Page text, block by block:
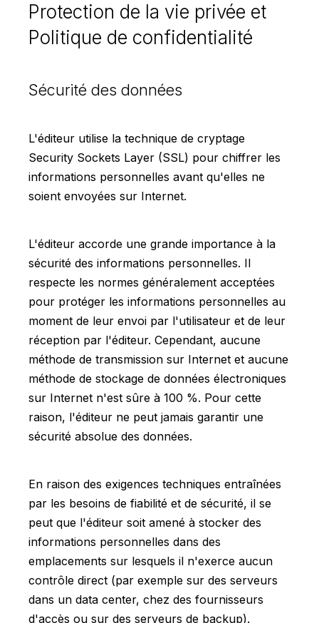
Protection de la vie privée et
Politique de confidentialité
Sécurité des données
L'éditeur utilise la technique de cryptage
Security Sockets Layer (SSL) pour chiffrer les
informations personnelles avant qu'elles ne
soient envoyées sur Internet.
L'éditeur accorde une grande importance à la
sécurité des informations personnelles. Il
respecte les normes généralement acceptées
pour protéger les informations personnelles au
moment de leur envoi par l'utilisateur et de leur
réception par l'éditeur. Cependant, aucune
méthode de transmission sur Internet et aucune
méthode de stockage de données électroniques
sur Internet n'est sûre à 100 %. Pour cette
raison, l'éditeur ne peut jamais garantir une
sécurité absolue des données.
En raison des exigences techniques entraînées
par les besoins de fiabilité et de sécurité, il se
peut que l'éditeur soit amené à stocker des
informations personnelles dans des
emplacements sur lesquels il n'exerce aucun
contrôle direct (par exemple sur des serveurs
dans un data center, chez des fournisseurs
d'accès ou sur des serveurs de backup).